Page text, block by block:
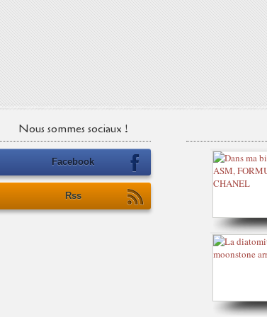
Nous sommes sociaux !
Facebook
Rss